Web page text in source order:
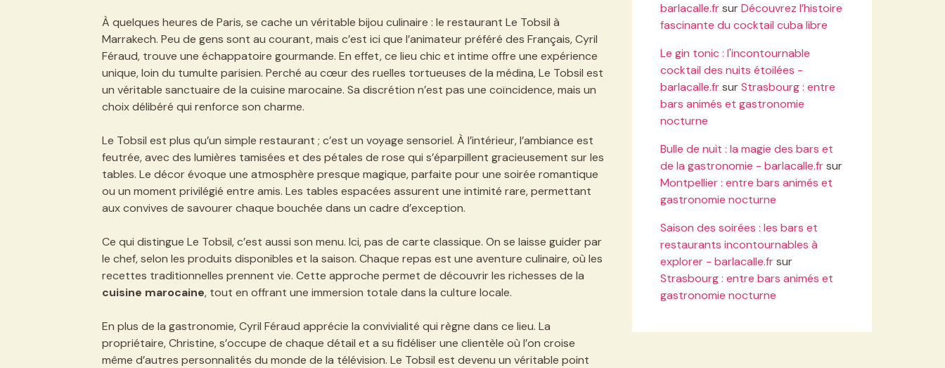
À quelques heures de Paris, se cache un véritable bijou culinaire : le restaurant Le Tobsil à
Marrakech. Peu de gens sont au courant, mais c’est ici que l’animateur préféré des Français, Cyril
Féraud, trouve une échappatoire gourmande. En effet, ce lieu chic et intime offre une expérience
unique, loin du tumulte parisien. Perché au cœur des ruelles tortueuses de la médina, Le Tobsil est
un véritable sanctuaire de la cuisine marocaine. Sa discrétion n’est pas une coïncidence, mais un
choix délibéré qui renforce son charme.
Le Tobsil est plus qu’un simple restaurant ; c’est un voyage sensoriel. À l’intérieur, l’ambiance est
feutrée, avec des lumières tamisées et des pétales de rose qui s’éparpillent gracieusement sur les
tables. Le décor évoque une atmosphère presque magique, parfaite pour une soirée romantique
ou un moment privilégié entre amis. Les tables espacées assurent une intimité rare, permettant
aux convives de savourer chaque bouchée dans un cadre d’exception.
Ce qui distingue Le Tobsil, c’est aussi son menu. Ici, pas de carte classique. On se laisse guider par
le chef, selon les produits disponibles et la saison. Chaque repas est une aventure culinaire, où les
recettes traditionnelles prennent vie. Cette approche permet de découvrir les richesses de la
cuisine marocaine, tout en offrant une immersion totale dans la culture locale.
En plus de la gastronomie, Cyril Féraud apprécie la convivialité qui règne dans ce lieu. La
propriétaire, Christine, s’occupe de chaque détail et a su fidéliser une clientèle où l’on croise
même d’autres personnalités du monde de la télévision. Le Tobsil est devenu un véritable point
barlacalle.frsurDécouvrez l’histoire
fascinante du cocktail cuba libre
Le gin tonic : l'incontournable
cocktail des nuits étoilées -
barlacalle.frsurStrasbourg : entre
bars animés et gastronomie
nocturne
Bulle de nuit : la magie des bars et
de la gastronomie - barlacalle.frsur
Montpellier : entre bars animés et
gastronomie nocturne
Saison des soirées : les bars et
restaurants incontournables à
explorer - barlacalle.frsur
Strasbourg : entre bars animés et
gastronomie nocturne